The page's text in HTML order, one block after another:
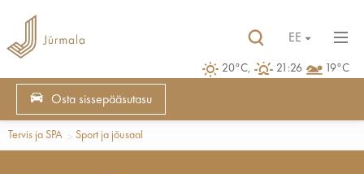
20°C, 21:26 19°C
EE
Osta sissepääsutasu
Tervis ja SPA Sport ja jõusaal